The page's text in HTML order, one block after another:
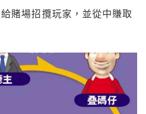
賭場招攬玩家，並從中賺取